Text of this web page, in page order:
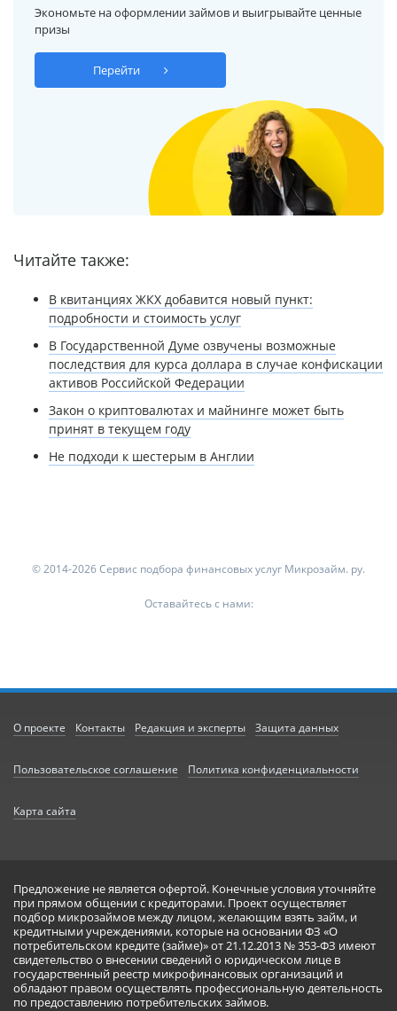
Экономьте на оформлении займов и выигрывайте ценные
призы
Перейти
Читайте также:
В квитанциях ЖКХ добавится новый пункт:
подробности и стоимость услуг
В Государственной Думе озвучены возможные
последствия для курса доллара в случае конфискации
активов Российской Федерации
Закон о криптовалютах и майнинге может быть
принят в текущем году
Не подходи к шестерым в Англии
© 2014-2026 Сервис подбора финансовых услуг Микрозайм. ру.
Оставайтесь с нами:
О проекте Контакты Редакция и эксперты Защита данных
Пользовательское соглашение Политика конфиденциальности
Карта сайта
Предложение не является офертой. Конечные условия уточняйте
при прямом общении с кредиторами. Проект осуществляет
подбор микрозаймов между лицом, желающим взять займ, и
кредитными учреждениями, которые на основании ФЗ «О
потребительском кредите (займе)» от 21.12.2013 № 353-ФЗ имеют
свидетельство о внесении сведений о юридическом лице в
государственный реестр микрофинансовых организаций и
обладают правом осуществлять профессиональную деятельность
по предоставлению потребительских займов.